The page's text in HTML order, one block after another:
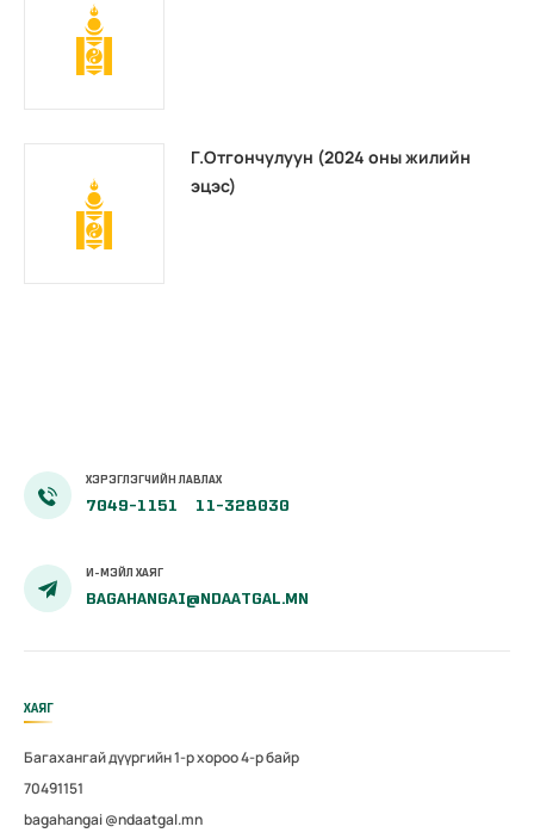
Г.Отгончулуун (2024 оны жилийн
эцэс)
ХЭРЭГЛЭГЧИЙН ЛАВЛАХ
7049-1151 11-328030
И-МЭЙЛ ХАЯГ
BAGAHANGAI@NDAATGAL.MN
ХАЯГ
Багахангай дүүргийн 1-р хороо 4-р байр
70491151
bagahangai @ndaatgal.mn